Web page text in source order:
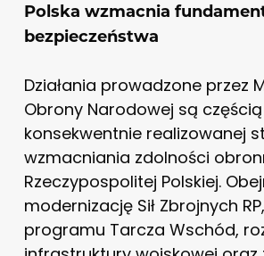
Polska wzmacnia
bezpieczeństwa
Działania prowadzone przez
Obrony Narodowej są częścią
konsekwentnie realizowanej
wzmacniania zdolności
Rzeczypospolitej Polskiej.
modernizację Sił Zbrojnych
programu Tarcza Wschód,